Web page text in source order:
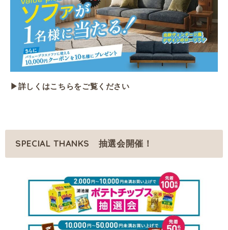
▶詳しくはこちらをご覧ください
SPECIAL THANKS 抽選会開催！